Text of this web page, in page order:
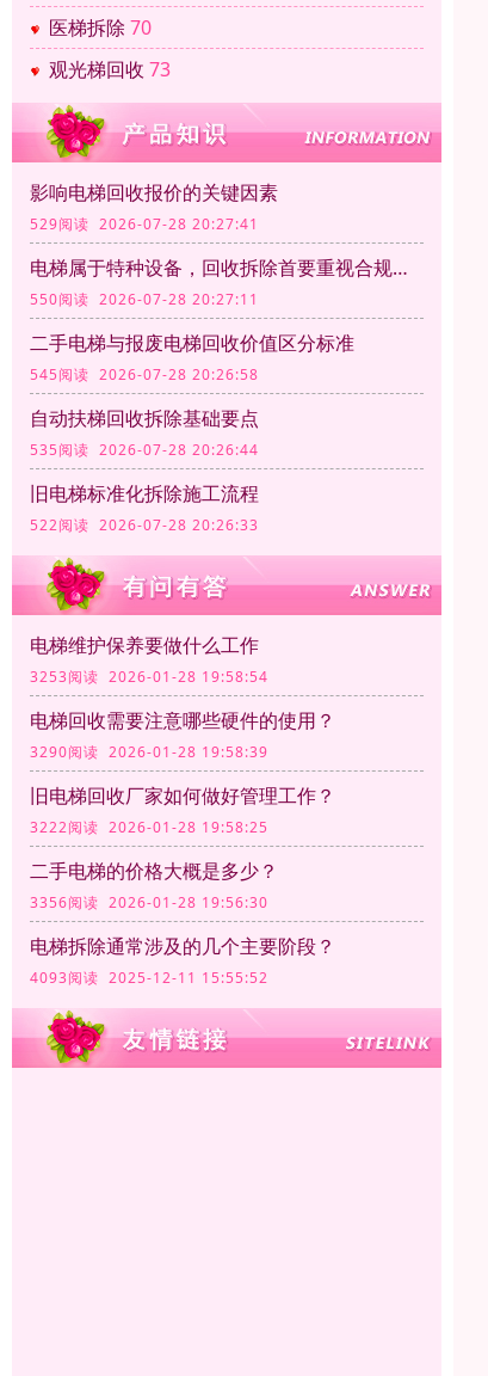
医梯拆除 70
观光梯回收 73
影响电梯回收报价的关键因素
529阅读 2026-07-28 20:27:41
电梯属于特种设备，回收拆除首要重视合规资质
550阅读 2026-07-28 20:27:11
二手电梯与报废电梯回收价值区分标准
545阅读 2026-07-28 20:26:58
自动扶梯回收拆除基础要点
535阅读 2026-07-28 20:26:44
旧电梯标准化拆除施工流程
522阅读 2026-07-28 20:26:33
电梯维护保养要做什么工作
3253阅读 2026-01-28 19:58:54
电梯回收需要注意哪些硬件的使用？
3290阅读 2026-01-28 19:58:39
旧电梯回收厂家如何做好管理工作？
3222阅读 2026-01-28 19:58:25
二手电梯的价格大概是多少？
3356阅读 2026-01-28 19:56:30
电梯拆除通常涉及的几个主要阶段？
4093阅读 2025-12-11 15:55:52